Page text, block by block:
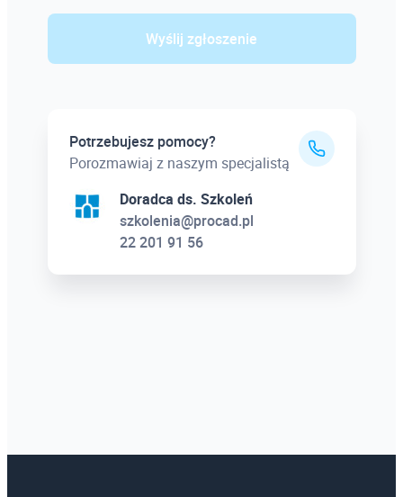
Wyślij zgłoszenie
Potrzebujesz pomocy?
Porozmawiaj z naszym specjalistą
Doradca ds. Szkoleń
szkolenia@procad.pl
22 201 91 56